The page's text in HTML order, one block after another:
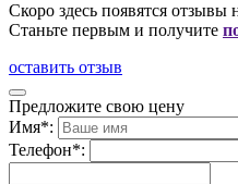
Скоро здесь появятся
Станьте первым и получите
оставить отзыв
Предложите свою цену
Имя*:
Телефон*: